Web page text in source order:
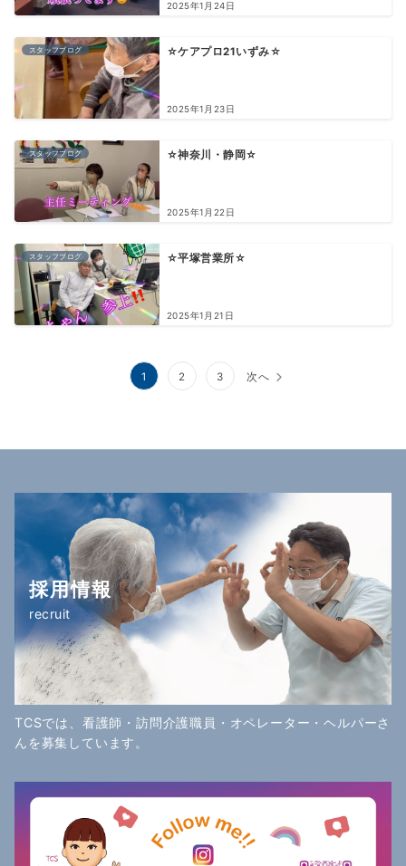
2025年1月24日
スタッフブログ ☆ケアプロ21いずみ☆
2025年1月23日
スタッフブログ ☆神奈川・静岡☆
2025年1月22日
スタッフブログ ☆平塚営業所☆
2025年1月21日
ー
送
り
1 2 3 次へ
採用情報
recruit
TCSでは、看護師・訪問介護職員・オペレーター・ヘルパーさ
んを募集しています。